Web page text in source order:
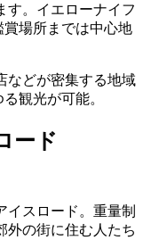
す。イエローナイフ
賞場所までは中心地
などが密集する地域
観光が可能。
ード
イスロード。重量制
外の街に住む人たち